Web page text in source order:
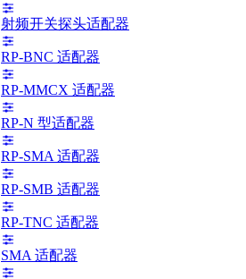
射频开关探头适配器
RP-BNC 适配器
RP-MMCX 适配器
RP-N 型适配器
RP-SMA 适配器
RP-SMB 适配器
RP-TNC 适配器
SMA 适配器